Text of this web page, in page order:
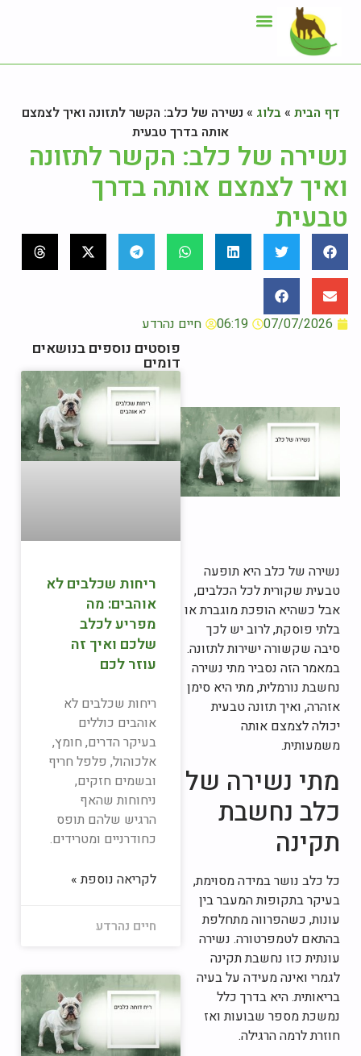
דף הבית »בלוג » נשירה של כלב: הקשר לתזונה ואיך לצמצם
אותה בדרך טבעית
נשירה של כלב: הקשר לתזונה
ואיך לצמצם אותה בדרך
טבעית
07/07/2026
06:19 חיים נהרדע
נשירה של כלב היא תופעה
טבעית שקורית לכל הכלבים,
אבל כשהיא הופכת מוגברת או
בלתי פוסקת, לרוב יש לכך
סיבה שקשורה ישירות לתזונה.
במאמר הזה נסביר מתי נשירה
נחשבת נורמלית, מתי היא סימן
אזהרה, ואיך תזונה טבעית
יכולה לצמצם אותה
משמעותית.
מתי נשירה של
כלב נחשבת
תקינה
כל כלב נושר במידה מסוימת,
בעיקר בתקופות המעבר בין
עונות, כשהפרווה מתחלפת
בהתאם לטמפרטורה. נשירה
עונתית כזו נחשבת תקינה
לגמרי ואינה מעידה על בעיה
בריאותית. היא בדרך כלל
נמשכת מספר שבועות ואז
חוזרת לרמה הרגילה.
פוסטים נוספים בנושאים
דומים
ריחות שכלבים לא
אוהבים: מה
מפריע לכלב
שלכם ואיך זה
עוזר לכם
ריחות שכלבים לא
אוהבים כוללים
בעיקר הדרים, חומץ,
אלכוהול, פלפל חריף
ובשמים חזקים,
ניחוחות שהאף
הרגיש שלהם תופס
כחודרניים ומטרידים.
לקריאה נוספת »
חיים נהרדע